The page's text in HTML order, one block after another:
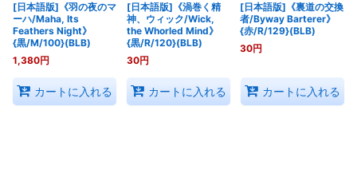
[日本語版]《羽の夜のマ
ーハ/Maha, Its
Feathers Night》
{黒/M/100}(BLB)
1,380円
カートに入れる
[日本語版]《渦巻く精
神、ウィック/Wick,
the Whorled Mind》
{黒/R/120}(BLB)
30円
カートに入れる
[日本語版]《裏道の交換
者/Byway Barterer》
{赤/R/129}(BLB)
30円
カートに入れる